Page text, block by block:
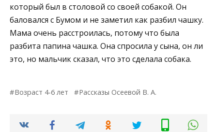
который был в столовой со своей собакой. Он
баловался с Бумом и не заметил как разбил чашку.
Мама очень расстроилась, потому что была
разбита папина чашка. Она спросила у сына, он ли
это, но мальчик сказал, что это сделала собака.
Возраст 4-6 лет Рассказы Осеевой В. А.